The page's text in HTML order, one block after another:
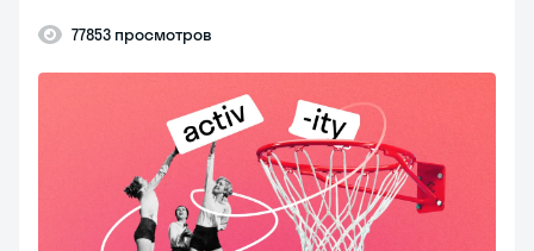
77853 просмотров